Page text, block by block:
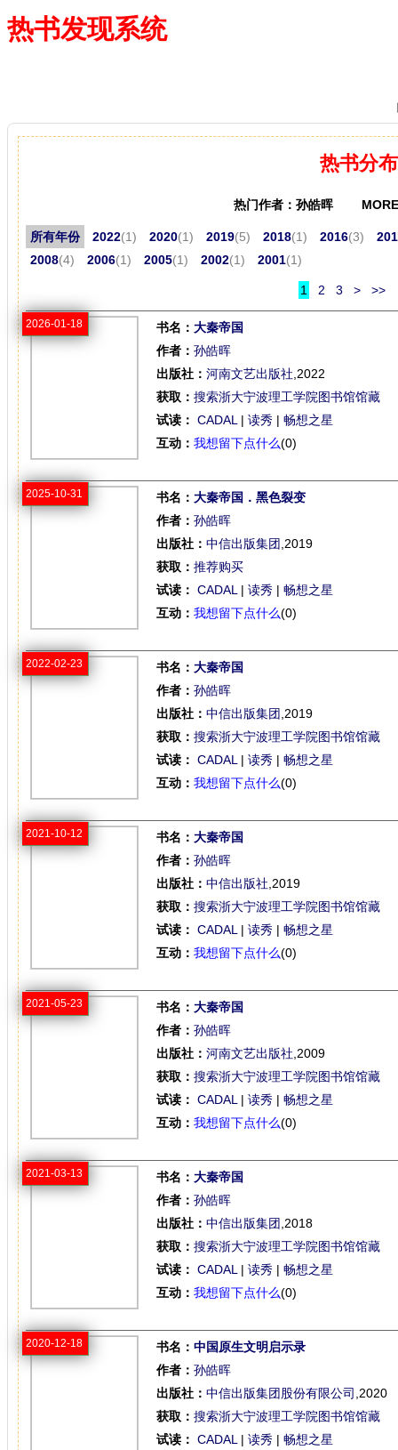
热书发现系统
热书分布
热门作者：孙皓晖
所有年份 2022(1) 2020(1) 2019(5) 2018(1) 2016(3)
2008(4) 2006(1) 2005(1) 2002(1) 2001(1)
1 2 3 > >>
2026-01-18 书名： 大秦帝国
作者： 孙皓晖
出版社： 河南文艺出版社 ,2022
获取： 搜索浙大宁波理工学院图书馆馆藏
试读： CADAL | 读秀 | 畅想之星
互动： 我想留下点什么(0)
2025-10-31 书名： 大秦帝国．黑色裂变
作者： 孙皓晖
出版社： 中信出版集团 ,2019
获取： 推荐购买
试读： CADAL | 读秀 | 畅想之星
互动： 我想留下点什么(0)
2022-02-23 书名： 大秦帝国
作者： 孙皓晖
出版社： 中信出版集团 ,2019
获取： 搜索浙大宁波理工学院图书馆馆藏
试读： CADAL | 读秀 | 畅想之星
互动： 我想留下点什么(0)
2021-10-12 书名： 大秦帝国
作者： 孙皓晖
出版社： 中信出版社 ,2019
获取： 搜索浙大宁波理工学院图书馆馆藏
试读： CADAL | 读秀 | 畅想之星
互动： 我想留下点什么(0)
2021-05-23 书名： 大秦帝国
作者： 孙皓晖
出版社： 河南文艺出版社 ,2009
获取： 搜索浙大宁波理工学院图书馆馆藏
试读： CADAL | 读秀 | 畅想之星
互动： 我想留下点什么(0)
2021-03-13 书名： 大秦帝国
作者： 孙皓晖
出版社： 中信出版集团 ,2018
获取： 搜索浙大宁波理工学院图书馆馆藏
试读： CADAL | 读秀 | 畅想之星
互动： 我想留下点什么(0)
2020-12-18 书名： 中国原生文明启示录
作者： 孙皓晖
出版社： 中信出版集团股份有限公司 ,2020
获取： 搜索浙大宁波理工学院图书馆馆藏
试读： CADAL | 读秀 | 畅想之星